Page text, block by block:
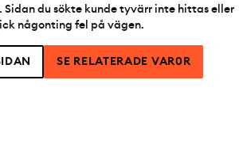
Sidan du sökte kunde tyvärr inte hittas eller
någonting fel på vägen.
SE RELATERADE VAR0R